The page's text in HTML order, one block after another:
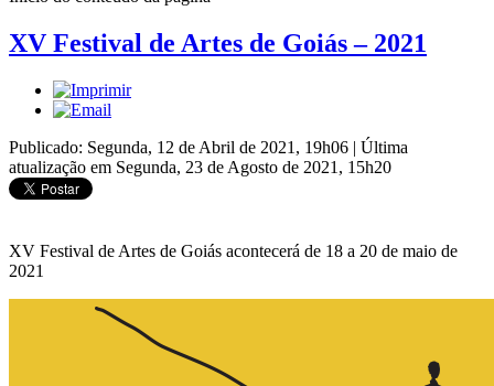
XV Festival de Artes de Goiás – 2021
Publicado: Segunda, 12 de Abril de 2021, 19h06 | Última
atualização em Segunda, 23 de Agosto de 2021, 15h20
XV Festival de Artes de Goiás acontecerá de 18 a 20 de maio de
2021